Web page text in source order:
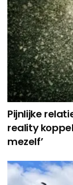
Pijnlijke
reality
mezelf’